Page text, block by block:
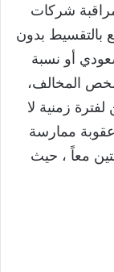
من نظام مراقبة شركات
بالتقسيط بدون
ريال سعودي أو نسبة
المخالف،
زمنية لا
ممارسة
معاً ، حيث